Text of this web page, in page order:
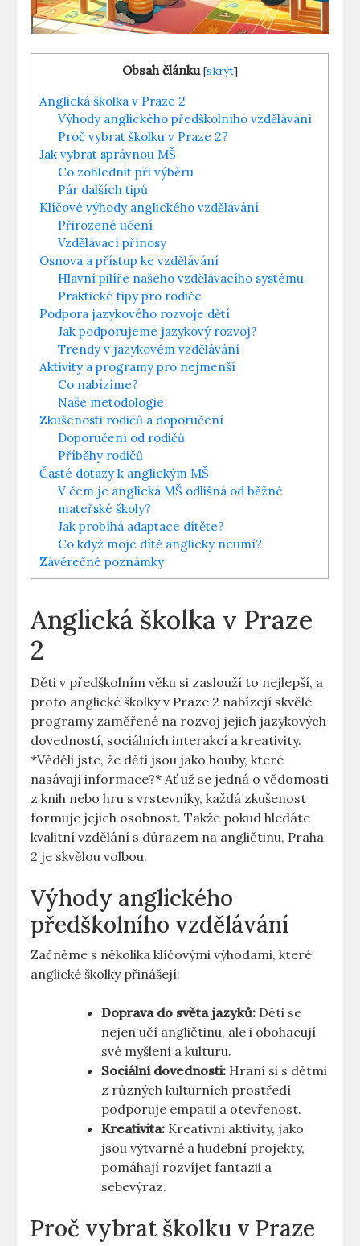
Obsah článku [skrýt]
Anglická školka v Praze 2
Výhody anglického předškolního vzdělávání
Proč vybrat školku v Praze 2?
Jak vybrat správnou MŠ
Co zohlednit při výběru
Pár dalších tipů
Klíčové výhody anglického vzdělávání
Přirozené učení
Vzdělávací přínosy
Osnova a přístup ke vzdělávání
Hlavní pilíře našeho vzdělávacího systému
Praktické tipy pro rodiče
Podpora jazykového rozvoje dětí
Jak podporujeme jazykový rozvoj?
Trendy v jazykovém vzdělávání
Aktivity a programy pro nejmenší
Co nabízíme?
Naše metodologie
Zkušenosti rodičů a doporučení
Doporučení od rodičů
Příběhy rodičů
Časté dotazy k anglickým MŠ
V čem je anglická MŠ odlišná od běžné
mateřské školy?
Jak probíhá adaptace dítěte?
Co když moje dítě anglicky neumí?
Závěrečné poznámky
Anglická školka v Praze
2
Děti v předškolním věku si zaslouží to nejlepší, a
proto anglické školky v Praze 2 nabízejí skvělé
programy zaměřené na rozvoj jejich jazykových
dovedností, sociálních interakcí a kreativity.
*Věděli jste, že děti jsou jako houby, které
nasávají informace?* Ať už se jedná o vědomosti
z knih nebo hru s vrstevníky, každá zkušenost
formuje jejich osobnost. Takže pokud hledáte
kvalitní vzdělání s důrazem na angličtinu, Praha
2 je skvělou volbou.
Výhody anglického
předškolního vzdělávání
Začněme s několika klíčovými výhodami, které
anglické školky přinášejí:
Doprava do světa jazyků: Děti se
nejen učí angličtinu, ale i obohacují
své myšlení a kulturu.
Sociální dovednosti: Hraní si s dětmi
z různých kulturních prostředí
podporuje empatii a otevřenost.
Kreativita: Kreativní aktivity, jako
jsou výtvarné a hudební projekty,
pomáhají rozvíjet fantazii a
sebevýraz.
Proč vybrat školku v Praze